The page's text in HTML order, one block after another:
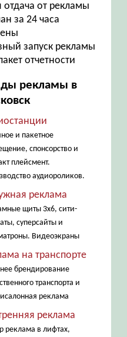
отдача от рекламы
за 24 часа
запуск рекламы
отчетности
рекламы в
и пакетное
спонсорство и
плейсмент.
аудиороликов.
реклама
щиты 3х6, сити-
суперсайты и
Видеоэкраны
на транспорте
брендирование
транспорта и
реклама
реклама
реклама в лифтах,